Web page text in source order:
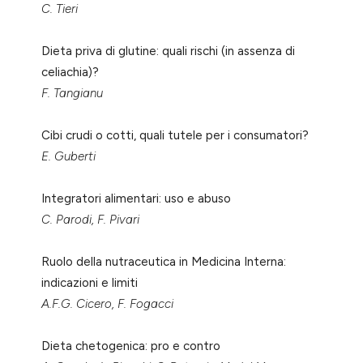
C. Tieri
Dieta priva di glutine: quali rischi (in assenza di
celiachia)?
F. Tangianu
Cibi crudi o cotti, quali tutele per i consumatori?
E. Guberti
Integratori alimentari: uso e abuso
C. Parodi, F. Pivari
Ruolo della nutraceutica in Medicina Interna:
indicazioni e limiti
A.F.G. Cicero, F. Fogacci
Dieta chetogenica: pro e contro